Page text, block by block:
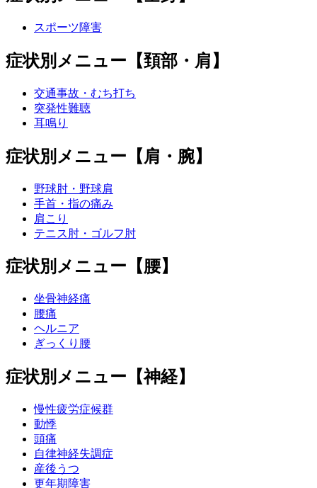
スポーツ障害
症状別メニュー【頚部・肩】
交通事故・むち打ち
突発性難聴
耳鳴り
症状別メニュー【肩・腕】
野球肘・野球肩
手首・指の痛み
肩こり
テニス肘・ゴルフ肘
症状別メニュー【腰】
坐骨神経痛
腰痛
ヘルニア
ぎっくり腰
症状別メニュー【神経】
慢性疲労症候群
動悸
頭痛
自律神経失調症
産後うつ
更年期障害